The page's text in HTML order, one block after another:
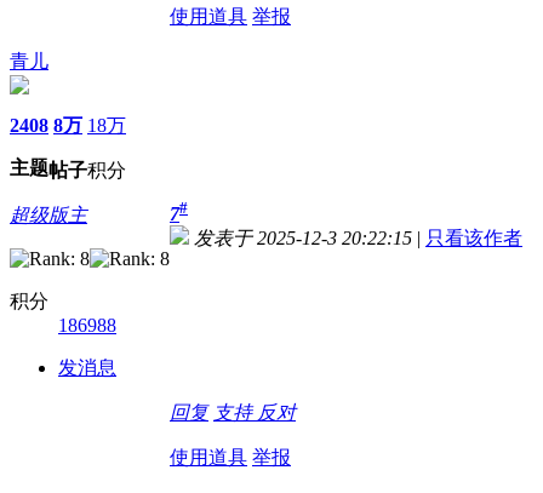
使用道具 举报
青儿
2408
主题
8万
帖子
18万
积分
超级版主
积分
186988
发消息
7#
发表于 2025-12-3 20:22:15 | 只看该作者
回复 支持 反对
使用道具 举报